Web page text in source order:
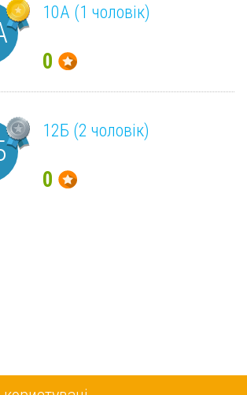
10А (1 чоловік)
0
12Б (2 чоловік)
0